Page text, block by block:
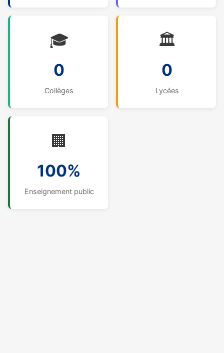
🎓
0
Collèges
🏛️
0
Lycées
🏢
100%
Enseignement public